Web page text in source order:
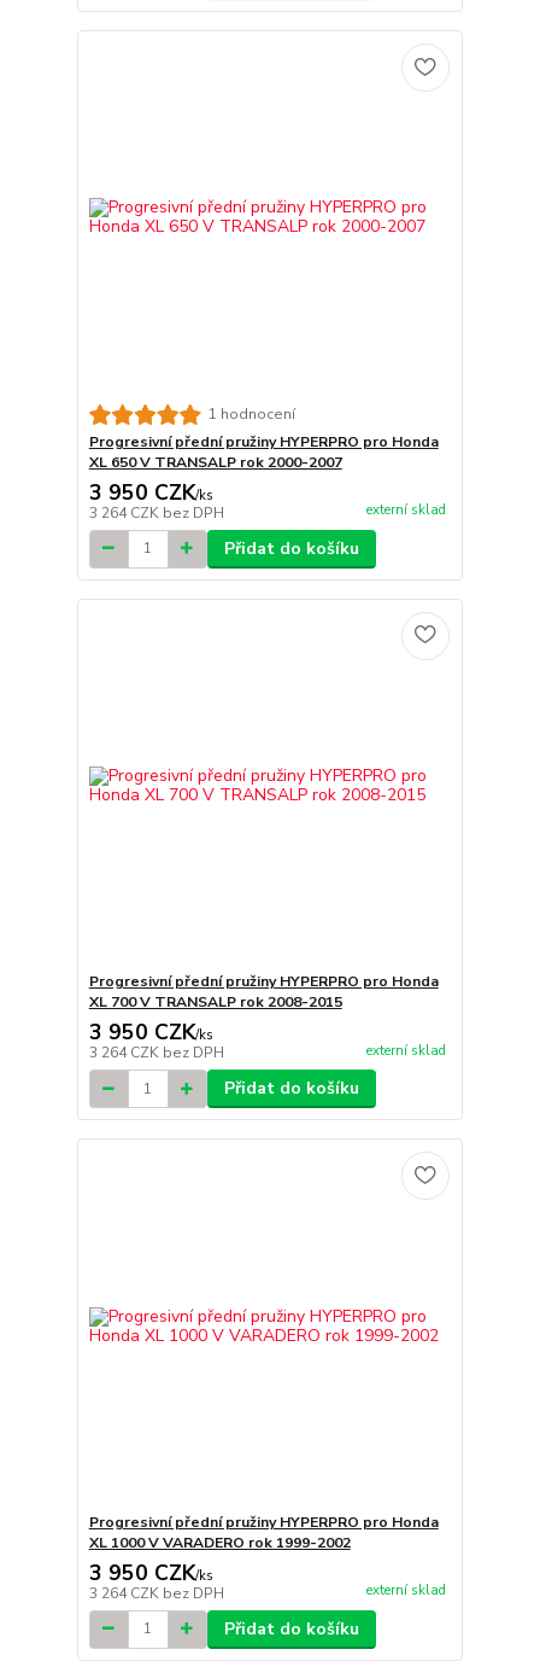
1 hodnocení
Progresivní přední pružiny HYPERPRO pro Honda
XL 650 V TRANSALP rok 2000-2007
3 950 CZK/ks
3 264 CZK bez DPH externí sklad
Přidat do košíku
Progresivní přední pružiny HYPERPRO pro Honda
XL 700 V TRANSALP rok 2008-2015
3 950 CZK/ks
3 264 CZK bez DPH externí sklad
Přidat do košíku
Progresivní přední pružiny HYPERPRO pro Honda
XL 1000 V VARADERO rok 1999-2002
3 950 CZK/ks
3 264 CZK bez DPH externí sklad
Přidat do košíku